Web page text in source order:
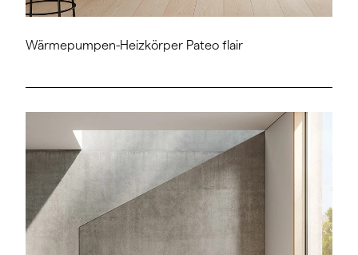
Wärmepumpen-Heizkörper Pateo flair